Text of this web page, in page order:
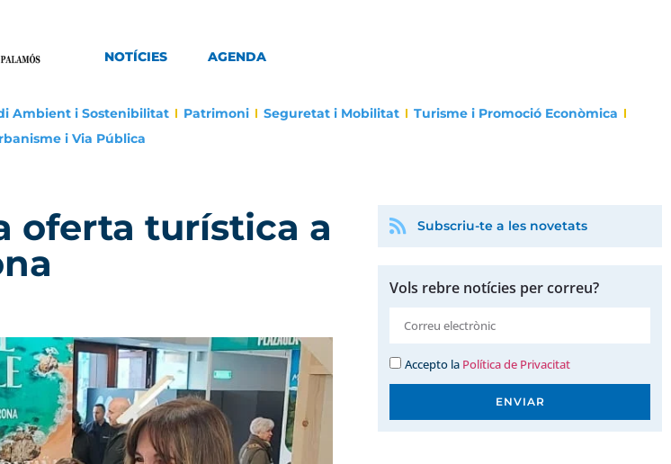
NOTÍCIES AGENDA
Ambient i Sostenibilitat Patrimoni Seguretat i Mobilitat
Turisme i Promoció Econòmica
i Via Pública
oferta turística a
Subscriu-te a les novetats
Vols rebre notícies per correu?
Accepto la Política de Privacitat
ENVIAR